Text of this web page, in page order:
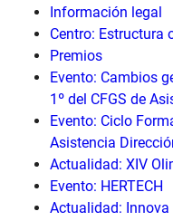
Información legal
Centro: Estructura
Premios
Evento: Cambios
1º del CFGS de
Evento: Ciclo
Asistencia
Actualidad: XIV
Evento: HERTECH
Actualidad: